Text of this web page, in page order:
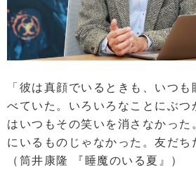
「彼は真顔でいるときも、いつ
べていた。いろいろなことにぶつ
はいつもその笑いを消さなかった
にいるものじゃなかった。友だち
（筒井康隆 『睡魔のいる夏』）